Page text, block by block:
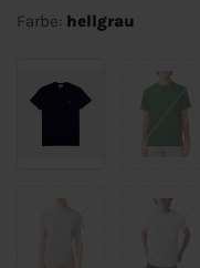
Farbe: hellgrau